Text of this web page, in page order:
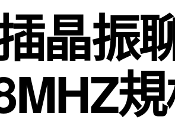
晶振